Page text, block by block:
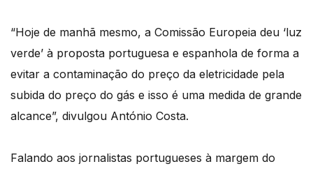
“Hoje de manhã mesmo, a Comissão Europeia deu ‘luz
verde’ à proposta portuguesa e espanhola de forma a
evitar a contaminação do preço da eletricidade pela
subida do preço do gás e isso é uma medida de grande
alcance”, divulgou António Costa.
Falando aos jornalistas portugueses à margem do